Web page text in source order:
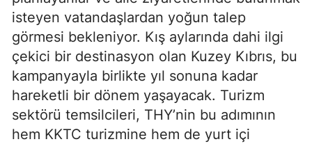
isteyen vatandaşlardan yoğun talep
görmesi bekleniyor. Kış aylarında dahi ilgi
çekici bir destinasyon olan Kuzey Kıbrıs, bu
kampanyayla birlikte yıl sonuna kadar
hareketli bir dönem yaşayacak. Turizm
sektörü temsilcileri, THY’nin bu adımının
hem KKTC turizmine hem de yurt içi